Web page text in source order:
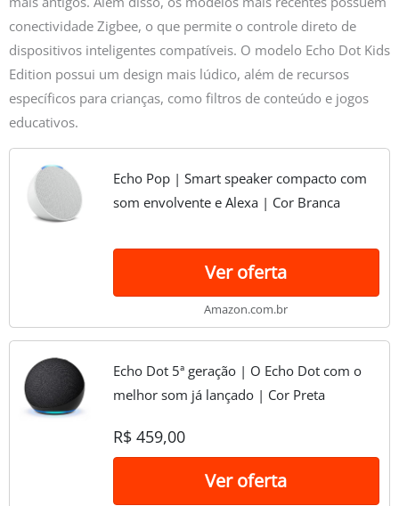
conectividade Zigbee, o que permite o controle direto de
dispositivos inteligentes compatíveis. O modelo Echo Dot Kids
Edition possui um design mais lúdico, além de recursos
específicos para crianças, como filtros de conteúdo e jogos
educativos.
Echo Pop | Smart speaker compacto com
som envolvente e Alexa | Cor Branca
Ver oferta
Amazon.com.br
Echo Dot 5ª geração | O Echo Dot com o
melhor som já lançado | Cor Preta
R$ 459,00
Ver oferta